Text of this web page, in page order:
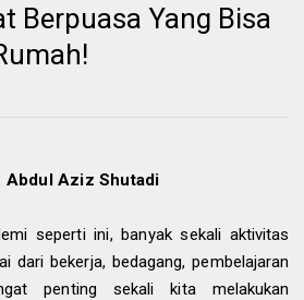
Berpuasa Yang Bisa
Abdul Aziz Shutadi
seperti ini, banyak sekali aktivitas
dari bekerja, bedagang, pembelajaran
penting sekali kita melakukan